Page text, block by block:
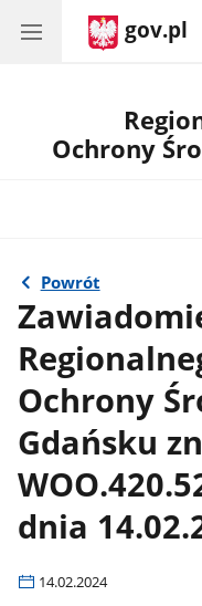
gov.pl
Ochrony
Powrót
Ochrony
Gdańsku
dnia
14.02.2024